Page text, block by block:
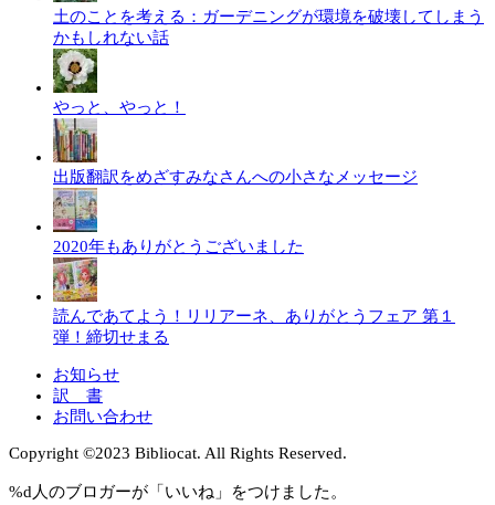
土のことを考える：ガーデニングが環境を破壊してしまう
かもしれない話
やっと、やっと！
出版翻訳をめざすみなさんへの小さなメッセージ
2020年もありがとうございました
読んであてよう！リリアーネ、ありがとうフェア 第１
弾！締切せまる
お知らせ
訳 書
お問い合わせ
Copyright ©︎2023 Bibliocat. All Rights Reserved.
%d人のブロガーが「いいね」をつけました。